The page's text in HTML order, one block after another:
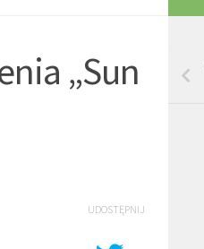
„Sun
UDOSTĘPNIJ